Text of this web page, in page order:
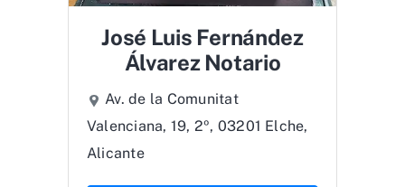
José Luis Fernández
Álvarez Notario
Av. de la Comunitat
Valenciana, 19, 2º, 03201 Elche,
Alicante